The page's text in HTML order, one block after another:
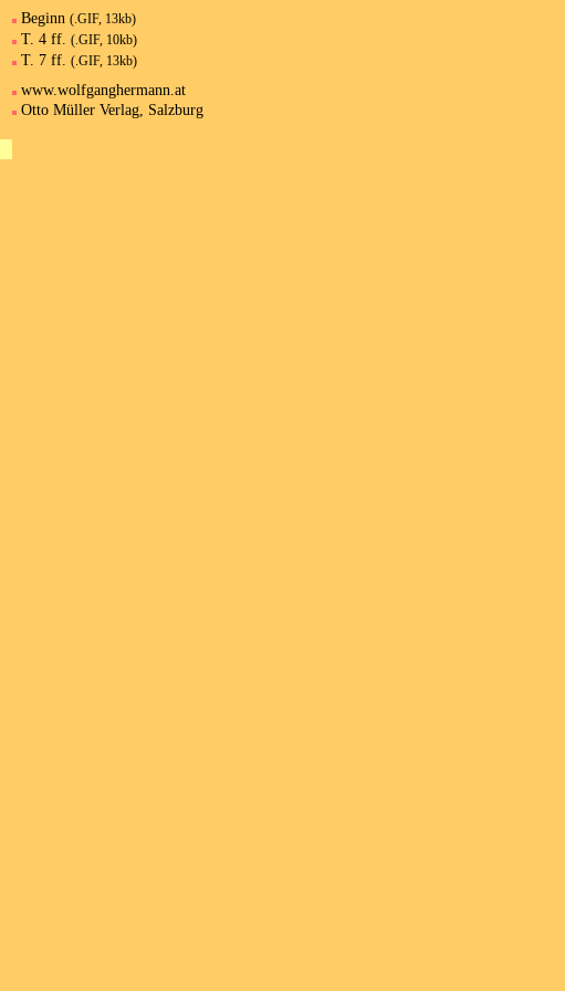
Beginn (.GIF, 13kb)
T. 4 ff. (.GIF, 10kb)
T. 7 ff. (.GIF, 13kb)
www.wolfganghermann.at
Otto Müller Verlag, Salzburg